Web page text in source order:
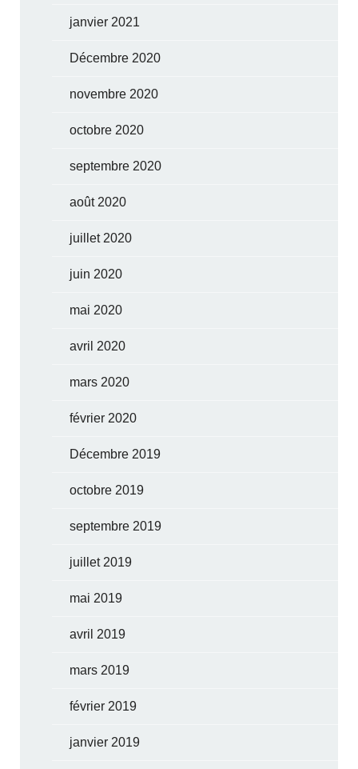
janvier 2021
Décembre 2020
novembre 2020
octobre 2020
septembre 2020
août 2020
juillet 2020
juin 2020
mai 2020
avril 2020
mars 2020
février 2020
Décembre 2019
octobre 2019
septembre 2019
juillet 2019
mai 2019
avril 2019
mars 2019
février 2019
janvier 2019